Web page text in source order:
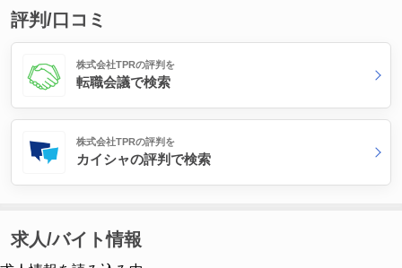
評判/口コミ
株式会社TPRの評判を
転職会議で検索
株式会社TPRの評判を
カイシャの評判で検索
求人/バイト情報